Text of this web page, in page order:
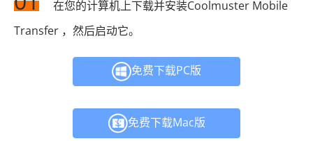
在您的计算机上下载并安装Coolmuster Mobile
Transfer ，然后启动它。
免费下载PC版
免费下载Mac版